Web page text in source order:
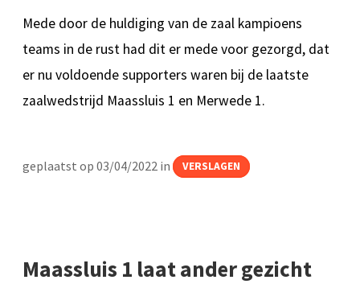
Mede door de huldiging van de zaal kampioens
teams in de rust had dit er mede voor gezorgd, dat
er nu voldoende supporters waren bij de laatste
zaalwedstrijd Maassluis 1 en Merwede 1.
geplaatst op 03/04/2022 in VERSLAGEN
Maassluis 1 laat ander gezicht